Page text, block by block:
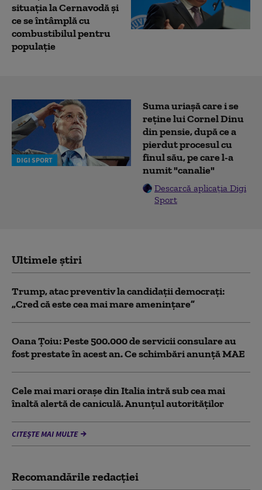
situația la Cernavodă și
ce se întâmplă cu
combustibilul pentru
populație
DIGI SPORT
Suma uriașă care i se
reține lui Cornel Dinu
din pensie, după ce a
pierdut procesul cu
finul său, pe care l-a
numit "canalie"
Descarcă aplicația Digi
Sport
Ultimele știri
Trump, atac preventiv la candidații democraţi:
„Cred că este cea mai mare ameninţare”
Oana Țoiu: Peste 500.000 de servicii consulare au
fost prestate în acest an. Ce schimbări anunță MAE
Cele mai mari orașe din Italia intră sub cea mai
înaltă alertă de caniculă. Anunțul autorităților
CITEȘTE MAI MULTE
Recomandările redacţiei